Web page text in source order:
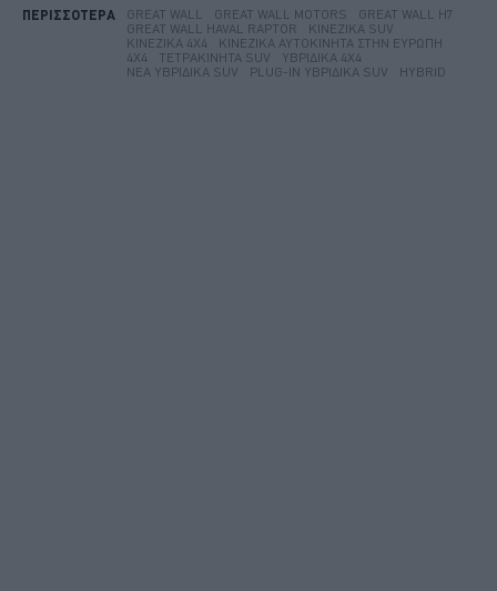
ΠΕΡΙΣΣΟΤΕΡΑ GREAT WALL GREAT WALL MOTORS
GREAT WALL H7
GREAT WALL HAVAL RAPTOR
ΚΙΝΈΖΙΚΑ SUV
ΚΙΝΕΖΙΚΆ 4X4
ΚΙΝΕΖΙΚΑ ΑΥΤΟΚΙΝΗΤΑ ΣΤΗΝ ΕΥΡΏΠΗ
4X4
ΤΕΤΡΑΚΊΝΗΤΑ SUV
ΥΒΡΙΔΙΚΆ 4X4
ΝΈΑ ΥΒΡΙΔΙΚΆ SUV
PLUG-IN ΥΒΡΙΔΙΚΆ SUV HYBRID